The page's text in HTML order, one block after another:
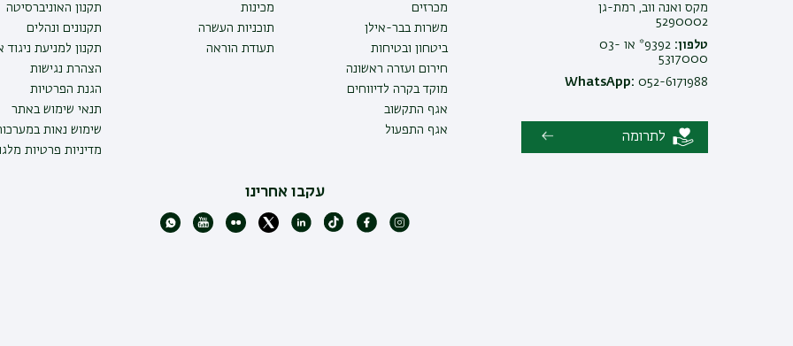
מקס ואנה ווב, רמת-גן
5290002
טלפון:
9392* או 03-
5317000
WhatsApp: 052-6171988
לתרומה
מכרזים
משרות בבר-אילן
ביטחון ובטיחות
חירום ועזרה ראשונה
מוקד בקרה לדיווחים
אגף התקשוב
אגף התפעול
מכינות
תוכניות העשרה
תעודת הוראה
תקנון האוניברסיטה
תקנונים ונהלים
תקנון למניעת ניגוד
הצהרת נגישות
הגנת הפרטיות
תנאי שימוש באתר
שימוש נאות
מדיניות פרטיות
עקבו אחרינו